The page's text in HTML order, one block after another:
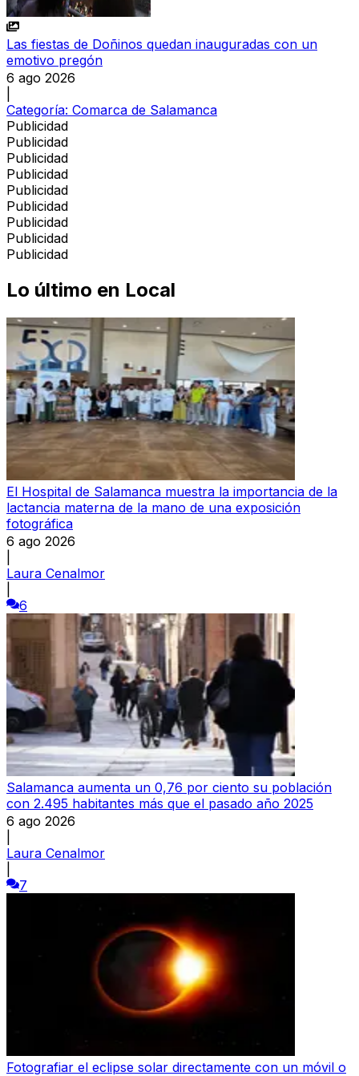
Las fiestas de Doñinos quedan inauguradas con un
emotivo pregón
6 ago 2026
Categoría: Comarca de Salamanca
Publicidad
Publicidad
Publicidad
Publicidad
Publicidad
Publicidad
Publicidad
Publicidad
Publicidad
Lo último en Local
El Hospital de Salamanca muestra la importancia de la
lactancia materna de la mano de una exposición
fotográfica
6 ago 2026
Laura Cenalmor
6
Salamanca aumenta un 0,76 por ciento su población
con 2.495 habitantes más que el pasado año 2025
6 ago 2026
Laura Cenalmor
7
Fotografiar el eclipse solar directamente con un móvil o